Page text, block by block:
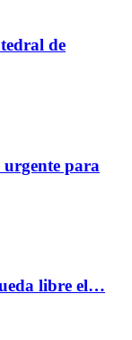
de
urgente para
libre el…